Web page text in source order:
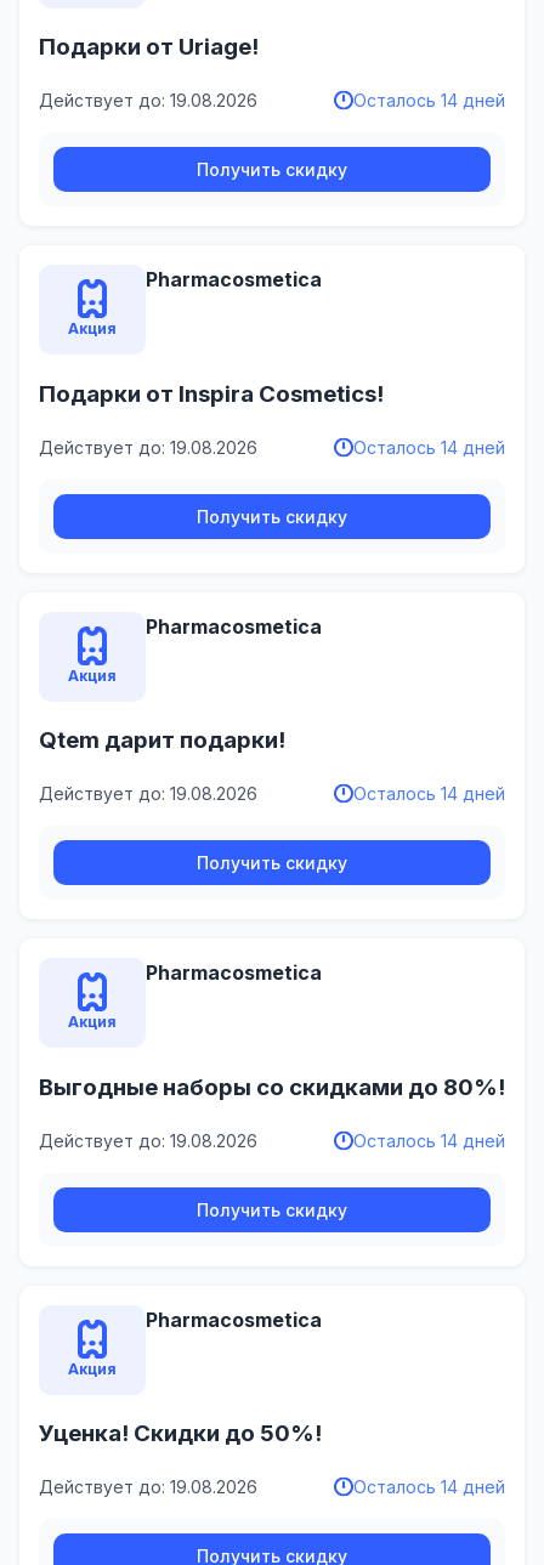
Подарки от Uriage!
Действует до: 19.08.2026 Осталось 14 дней
Получить скидку
Акция
Pharmacosmetica
Подарки от Inspira Cosmetics!
Действует до: 19.08.2026 Осталось 14 дней
Получить скидку
Акция
Pharmacosmetica
Qtem дарит подарки!
Действует до: 19.08.2026 Осталось 14 дней
Получить скидку
Акция
Pharmacosmetica
Выгодные наборы со скидками до 80%!
Действует до: 19.08.2026 Осталось 14 дней
Получить скидку
Акция
Pharmacosmetica
Уценка! Скидки до 50%!
Действует до: 19.08.2026 Осталось 14 дней
Получить скидку